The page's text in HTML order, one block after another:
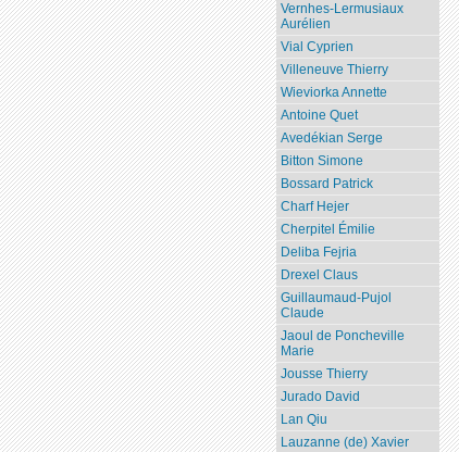
Vernhes-Lermusiaux
Aurélien
Vial Cyprien
Villeneuve Thierry
Wieviorka Annette
Antoine Quet
Avedékian Serge
Bitton Simone
Bossard Patrick
Charf Hejer
Cherpitel Émilie
Deliba Fejria
Drexel Claus
Guillaumaud-Pujol
Claude
Jaoul de Poncheville
Marie
Jousse Thierry
Jurado David
Lan Qiu
Lauzanne (de) Xavier